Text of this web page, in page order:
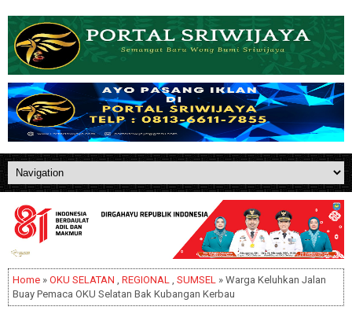
Home » OKU SELATAN , REGIONAL , SUMSEL » Warga Keluhkan Jalan
Buay Pemaca OKU Selatan Bak Kubangan Kerbau